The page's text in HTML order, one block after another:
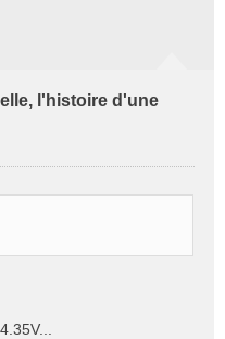
l'histoire d'une